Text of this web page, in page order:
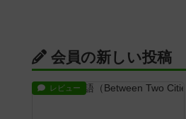
会員の新しい投稿
レビュー